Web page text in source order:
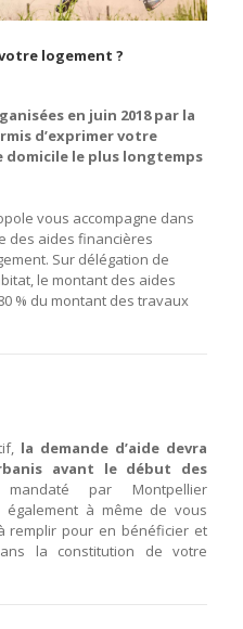
logement ?
en juin 2018 par la
d’exprimer votre
le plus longtemps
vous accompagne dans
des aides financières
Sur délégation de
le montant des aides
% du montant des travaux
la demande d’aide devra
avant le début des
par Montpellier
également à même de vous
remplir pour en bénéficier et
la constitution de votre